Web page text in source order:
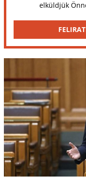
elküldjük